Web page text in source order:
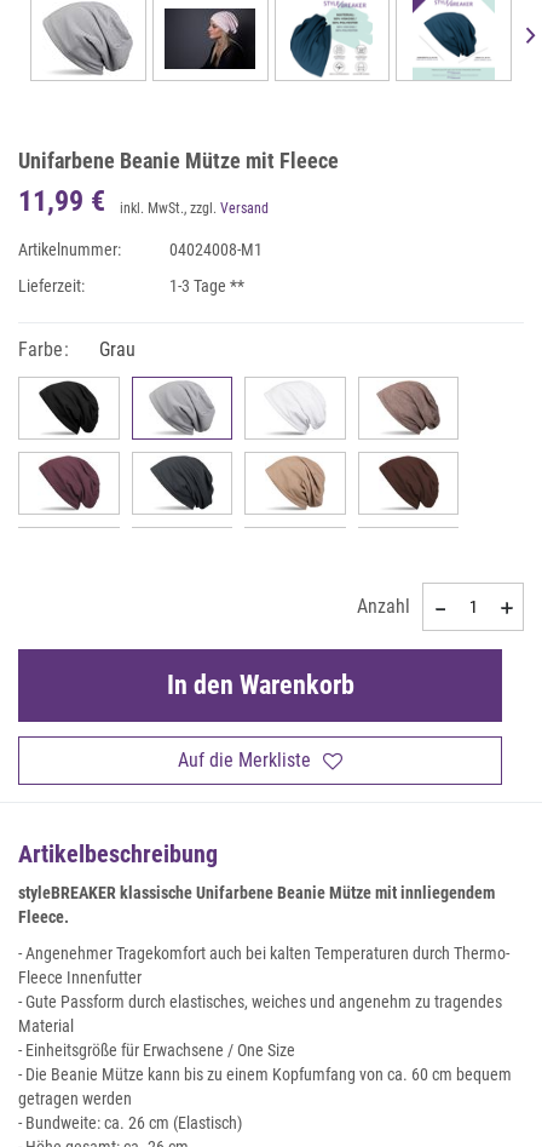
Unifarbene Beanie Mütze mit Fleece
11,99 € inkl. MwSt., zzgl. Versand
Artikelnummer:
04024008-M1
Lieferzeit:
1-3 Tage **
Farbe: Grau
Anzahl
Auf die Merkliste
In den Warenkorb
Artikelbeschreibung
styleBREAKER klassische Unifarbene Beanie Mütze mit innliegendem
Fleece.
- Angenehmer Tragekomfort auch bei kalten Temperaturen durch Thermo-
Fleece Innenfutter
- Gute Passform durch elastisches, weiches und angenehm zu tragendes
Material
- Einheitsgröße für Erwachsene / One Size
- Die Beanie Mütze kann bis zu einem Kopfumfang von ca. 60 cm bequem
getragen werden
- Bundweite: ca. 26 cm (Elastisch)